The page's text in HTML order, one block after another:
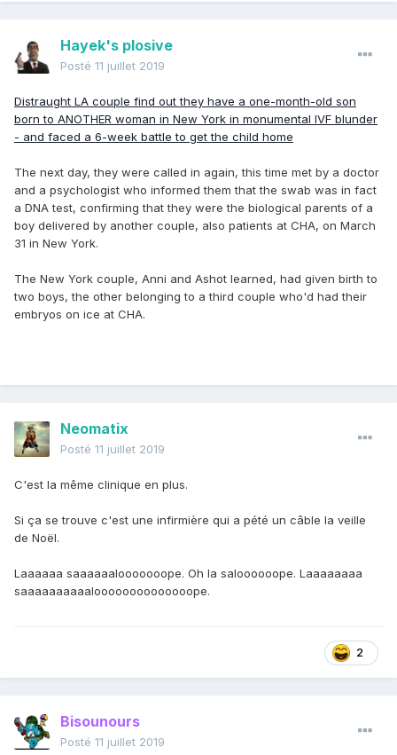
Hayek's plosive
Posté 11 juillet 2019
Distraught LA couple find out they have a one-month-old son
born to ANOTHER woman in New York in monumental IVF blunder
- and faced a 6-week battle to get the child home
The next day, they were called in again, this time met by a doctor
and a psychologist who informed them that the swab was in fact
a DNA test, confirming that they were the biological parents of a
boy delivered by another couple, also patients at CHA, on March
31 in New York.
The New York couple, Anni and Ashot learned, had given birth to
two boys, the other belonging to a third couple who'd had their
embryos on ice at CHA.
Neomatix
Posté 11 juillet 2019
C'est la même clinique en plus.
Si ça se trouve c'est une infirmière qui a pété un câble la veille
de Noël.
Laaaaaa saaaaaalooooooope. Oh la saloooooope. Laaaaaaaa
saaaaaaaaaaloooooooooooooope.
2
Bisounours
Posté 11 juillet 2019